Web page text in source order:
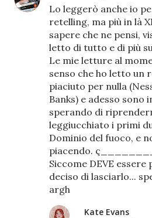
Lo leggerò anche io
retelling, ma più in là
sapere che ne pensi,
letto di tutto e di più
Le mie letture al
senso che ho letto un
piaciuto per nulla
Banks) e adesso sono
sperando di
leggiucchiato i primi
Dominio del fuoco, e
piacendo.
Siccome DEVE essere
deciso di lasciarlo...
argh
Kate Evans